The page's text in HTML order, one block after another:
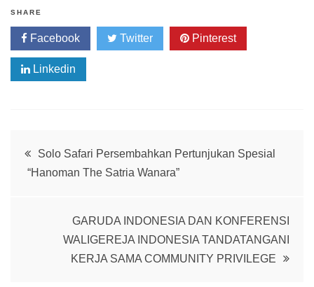
SHARE
Facebook Twitter Pinterest
Linkedin
Post
Solo Safari Persembahkan Pertunjukan Spesial
“Hanoman The Satria Wanara”
GARUDA INDONESIA DAN KONFERENSI
WALIGEREJA INDONESIA TANDATANGANI
KERJA SAMA COMMUNITY PRIVILEGE